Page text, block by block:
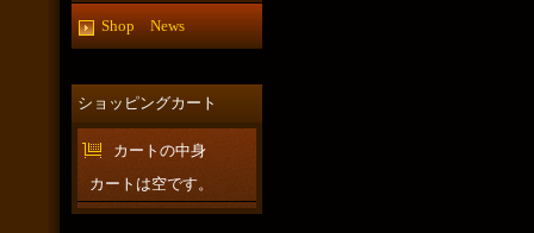
Shop News
ショッピングカート
カートの中身
カートは空です。